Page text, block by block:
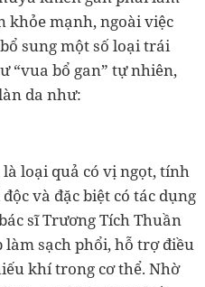
khỏe mạnh, ngoài việc
sung một số loại trái
“vua bổ gan” tự nhiên,
da như:
loại quả có vị ngọt, tính
và đặc biệt có tác dụng
sĩ Trương Tích Thuần
làm sạch phổi, hỗ trợ điều
khí trong cơ thể. Nhờ